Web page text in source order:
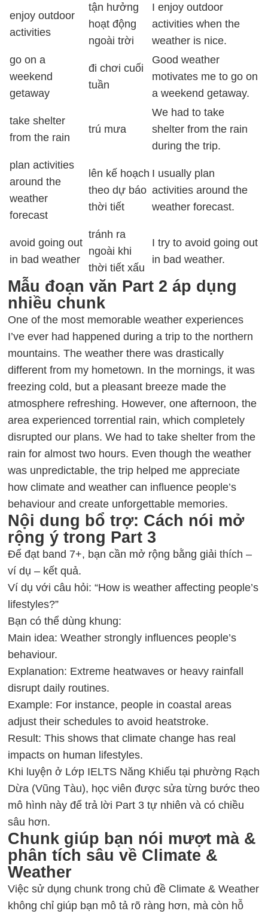
enjoy outdoor
activities
tận hưởng
hoạt động
ngoài trời
I enjoy outdoor
activities when the
weather is nice.
go on a
weekend
getaway
đi chơi cuối
tuần
Good weather
motivates me to go on
a weekend getaway.
take shelter
from the rain
trú mưa
We had to take
shelter from the rain
during the trip.
plan activities
around the
weather
forecast
lên kế hoạch
theo dự báo
thời tiết
I usually plan
activities around the
weather forecast.
avoid going out
in bad weather
tránh ra
ngoài khi
thời tiết xấu
I try to avoid going out
in bad weather.
Mẫu đoạn văn Part 2 áp dụng
nhiều chunk
One of the most memorable weather experiences
I’ve ever had happened during a trip to the northern
mountains. The weather there was drastically
different from my hometown. In the mornings, it was
freezing cold, but a pleasant breeze made the
atmosphere refreshing. However, one afternoon, the
area experienced torrential rain, which completely
disrupted our plans. We had to take shelter from the
rain for almost two hours. Even though the weather
was unpredictable, the trip helped me appreciate
how climate and weather can influence people’s
behaviour and create unforgettable memories.
Nội dung bổ trợ: Cách nói mở
rộng ý trong Part 3
Để đạt band 7+, bạn cần mở rộng bằng giải thích –
ví dụ – kết quả.
Ví dụ với câu hỏi: “How is weather affecting people’s
lifestyles?”
Bạn có thể dùng khung:
Main idea: Weather strongly influences people’s
behaviour.
Explanation: Extreme heatwaves or heavy rainfall
disrupt daily routines.
Example: For instance, people in coastal areas
adjust their schedules to avoid heatstroke.
Result: This shows that climate change has real
impacts on human lifestyles.
Khi luyện ở Lớp IELTS Năng Khiếu tại phường Rạch
Dừa (Vũng Tàu), học viên được sửa từng bước theo
mô hình này để trả lời Part 3 tự nhiên và có chiều
sâu hơn.
Chunk giúp bạn nói mượt mà &
phân tích sâu về Climate &
Weather
Việcsử dụng chunk trong chủ đề Climate & Weather
không chỉ giúp bạn mô tả rõ ràng hơn, mà còn hỗ